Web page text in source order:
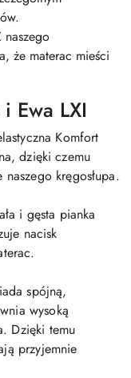
naszego
że materac mieści
Ewa LXI
Komfort
dzięki czemu
kręgosłupa.
i gęsta pianka
nacisk
spójną,
wysoką
Dzięki temu
przyjemnie